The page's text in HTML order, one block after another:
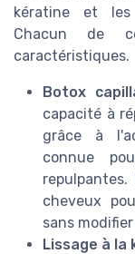
kératine et les
Chacun de
caractéristiques.
Botox
capacité à
grâce à
connue
cheveux
sans
Lissage à la